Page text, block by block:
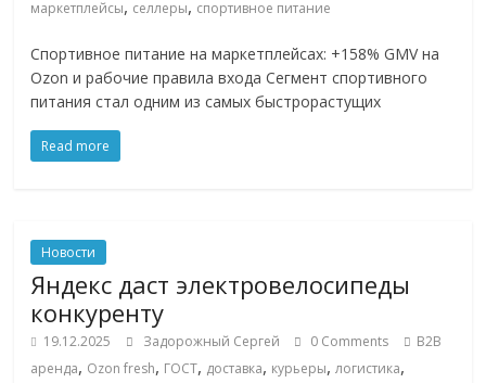
маркетплейсы, селлеры, спортивное питание
Спортивное питание на маркетплейсах: +158% GMV на
Ozon и рабочие правила входа Сегмент спортивного
питания стал одним из самых быстрорастущих
Read more
Новости
Яндекс даст электровелосипеды
конкуренту
19.12.2025 Задорожный Сергей 0 Comments
B2B
аренда, Ozon fresh, ГОСТ, доставка, курьеры,логистика,